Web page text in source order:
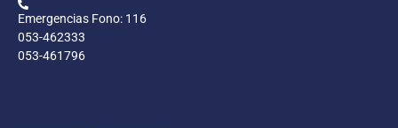
Emergencias Fono: 116
053-462333
053-461796